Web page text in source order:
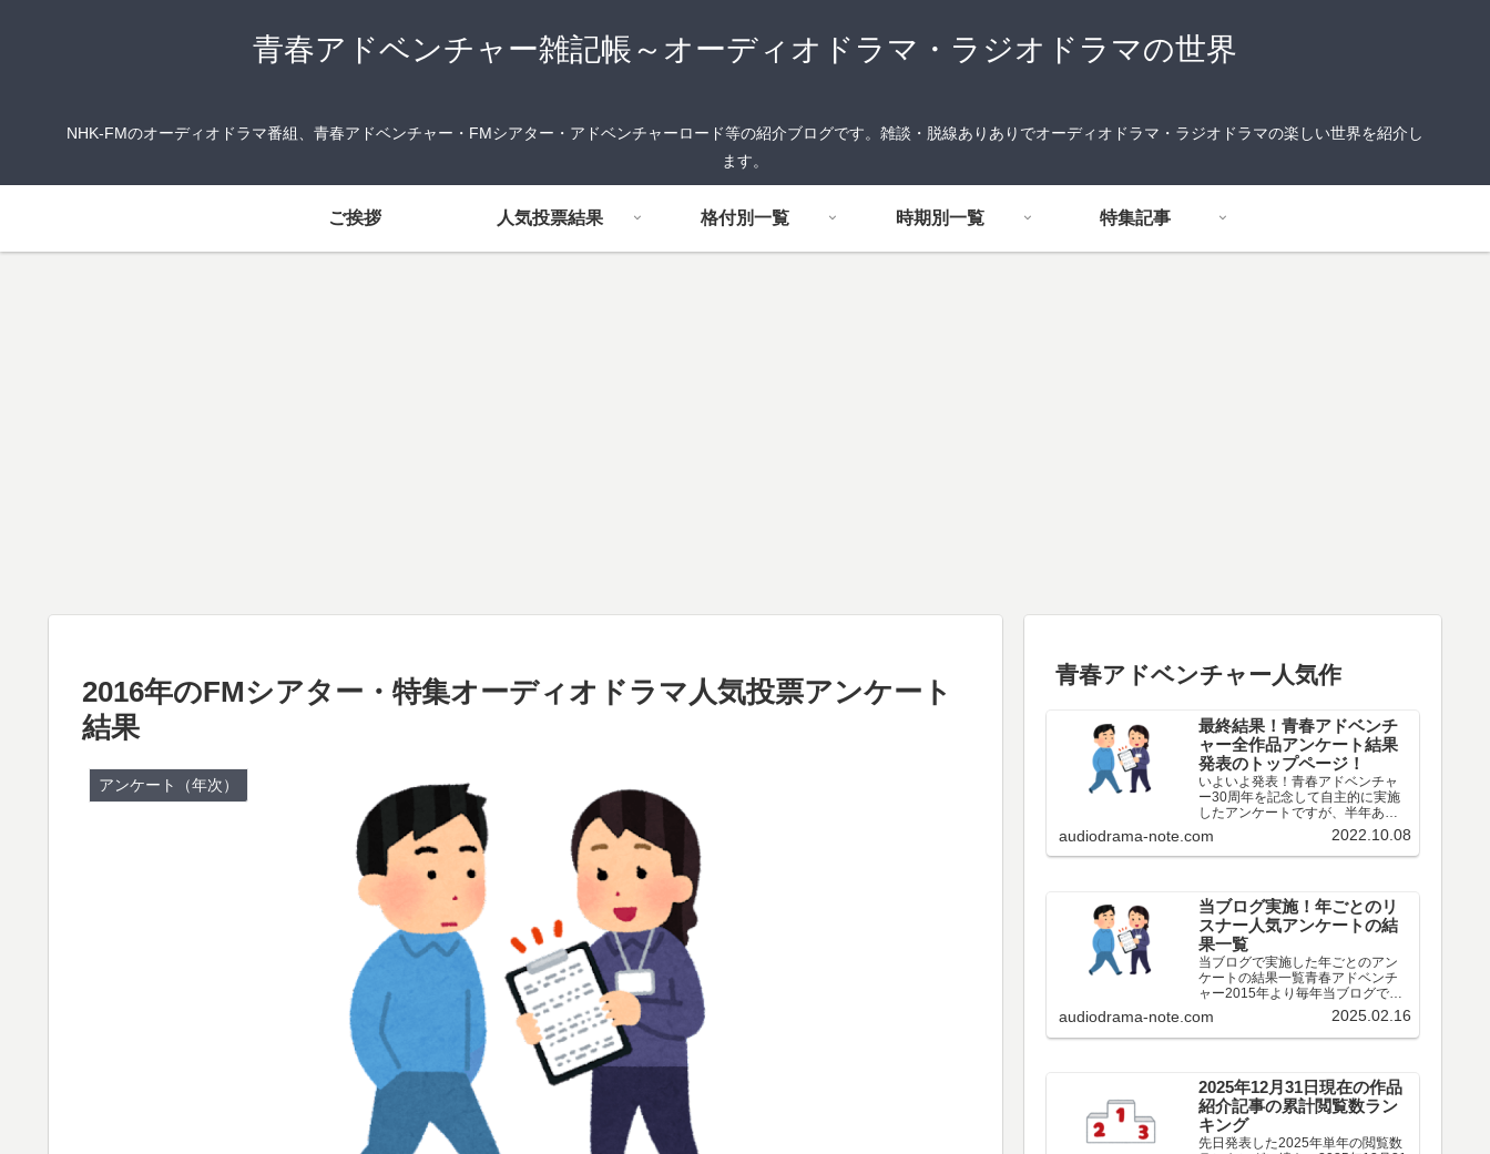
青春アドベンチャー雑記帳～オーディオドラマ・ラジオドラマの世界
NHK-FMのオーディオドラマ番組、青春アドベンチャー・FMシアター・アドベンチャーロード等の紹介ブログです。雑談・脱線ありありでオーディオドラマ・ラジオドラマの楽しい世界を紹介し
ます。
ご挨拶 人気投票結果 格付別一覧 時期別一覧 特集記事
2016年のFMシアター・特集オーディオドラマ人気投票アンケート
結果
アンケート（年次）
青春アドベンチャー人気作
最終結果！青春アドベンチ
ャー全作品アンケート結果
発表のトップページ！
いよいよ発表！青春アドベンチャ
ー30周年を記念して自主的に実施
したアンケートですが、半年あっ
た投票期間も遂に終わりましたの
で、今後、順次最終結果を発表し
ていきます。なんと最終的に261名
audiodrama-note.com 2022.10.08
当ブログ実施！年ごとのリ
スナー人気アンケートの結
果一覧
当ブログで実施した年ごとのアン
ケートの結果一覧青春アドベンチ
ャー2015年より毎年当ブログで実
施しているその年の青春アドベン
チャーについてアンケート結果で
す。作品編出演者編その他編特別
audiodrama-note.com 2025.02.16
2025年12月31日現在の作品
紹介記事の累計閲覧数ラン
キング
先日発表した2025年単年の閲覧数